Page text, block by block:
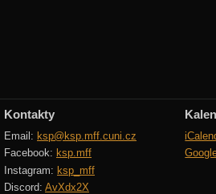
Kontakty
Email: ksp@ksp.mff.cuni.cz
Facebook: ksp.mff
Instagram: ksp_mff
Discord: AvXdx2X